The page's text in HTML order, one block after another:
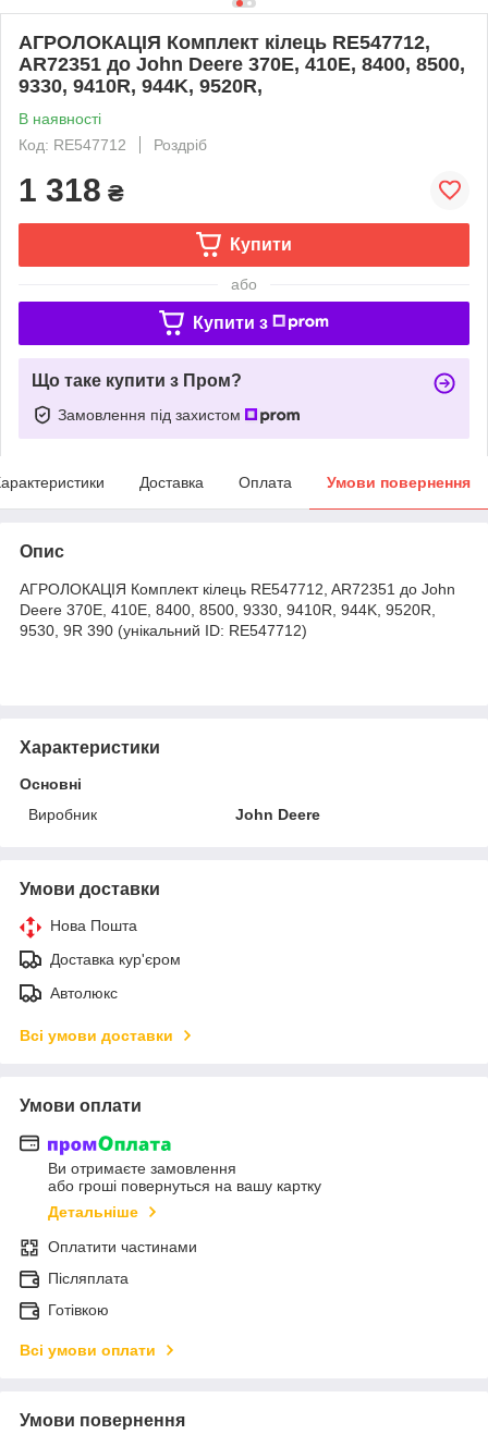
АГРОЛОКАЦІЯ Комплект кілець RE547712,
AR72351 до John Deere 370E, 410E, 8400, 8500,
9330, 9410R, 944K, 9520R,
В наявності
Код: RE547712
Роздріб
1 318 ₴
Купити
або
Купити з
Що таке купити з Пром?
Замовлення під захистом
Доставка Оплата Умови повернення
Опис
АГРОЛОКАЦІЯ Комплект кілець RE547712, AR72351 до John
Deere 370E, 410E, 8400, 8500, 9330, 9410R, 944K, 9520R,
9530, 9R 390 (унікальний ID: RE547712)
Характеристики
Основні
Виробник
John Deere
Умови доставки
Нова Пошта
Доставка кур'єром
Автолюкс
Всі умови доставки
Умови оплати
Ви отримаєте замовлення
або гроші повернуться на вашу картку
Детальніше
Оплатити частинами
Післяплата
Готівкою
Всі умови оплати
Умови повернення